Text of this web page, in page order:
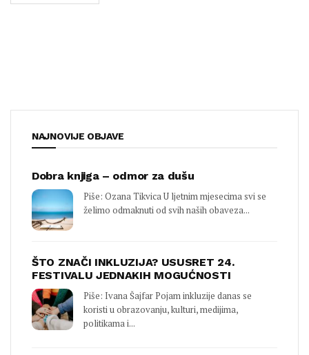
NAJNOVIJE OBJAVE
Dobra knjiga – odmor za dušu
Piše: Ozana Tikvica U ljetnim mjesecima svi se
želimo odmaknuti od svih naših obaveza...
ŠTO ZNAČI INKLUZIJA? USUSRET 24.
FESTIVALU JEDNAKIH MOGUĆNOSTI
Piše: Ivana Šajfar Pojam inkluzije danas se
koristi u obrazovanju, kulturi, medijima,
politikama i...